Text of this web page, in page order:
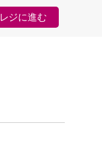
レジに進む